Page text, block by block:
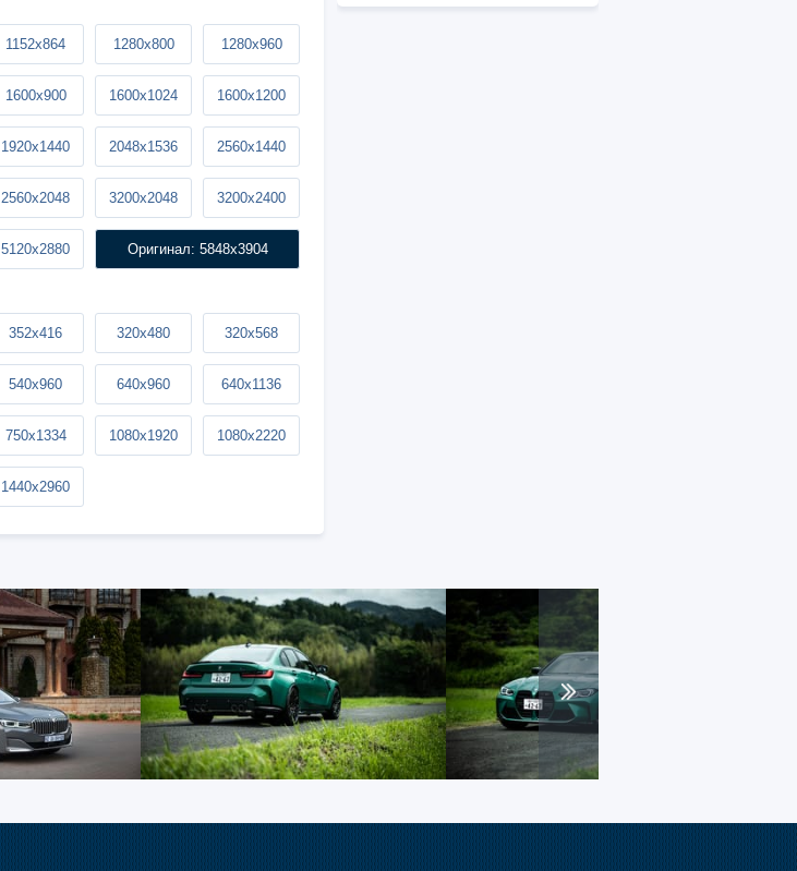
1152x864 1280x800 1280x960
1600x900 1600x1024 1600x1200
1920x1440 2048x1536 2560x1440
2560x2048 3200x2048 3200x2400
5120x2880 Оригинал: 5848x3904
352x416 320x480 320x568
540x960 640x960 640x1136
750x1334 1080x1920 1080x2220
1440x2960